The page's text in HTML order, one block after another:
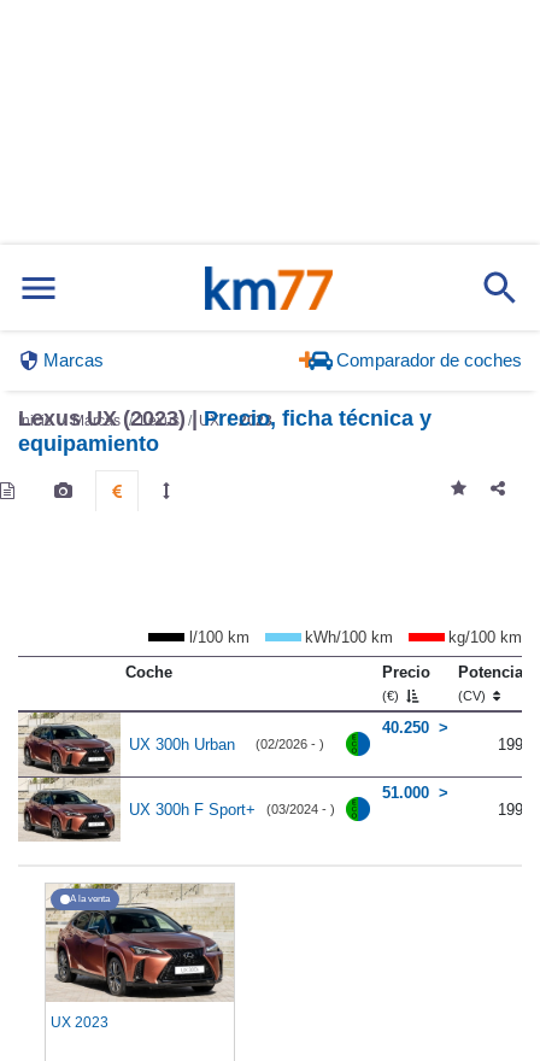
Marcas Comparador de coches
Inicio Marcas Lexus UX 2023
Lexus UX (2023) |Precio, ficha técnica y
equipamiento
l/100 km kWh/100 km
kg/100 km
Coche
Precio
(€)
Potencia
(CV)
UX 300h Urban (02/2026 - )
40.250
199
UX 300h F Sport+ (03/2024 - )
51.000
199
A la venta
UX 2023